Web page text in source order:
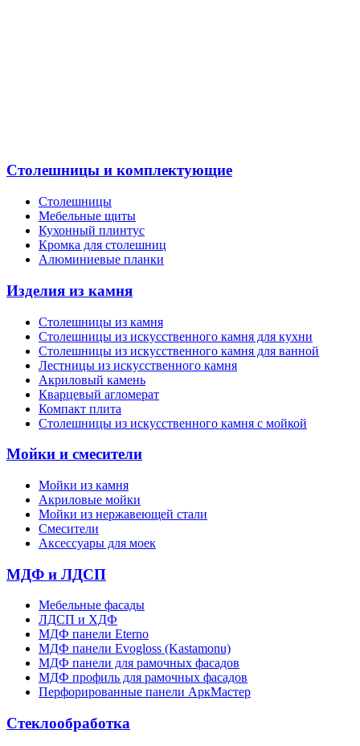
Столешницы и комплектующие
Столешницы
Мебельные щиты
Кухонный плинтус
Кромка для столешниц
Алюминиевые планки
Изделия из камня
Столешницы из камня
Cтолешницы из искусственного камня для кухни
Cтолешницы из искусственного камня для ванной
Лестницы из искусственного камня
Акриловый камень
Кварцевый агломерат
Компакт плита
Столешницы из искусственного камня с мойкой
Мойки и смесители
Мойки из камня
Акриловые мойки
Мойки из нержавеющей стали
Смесители
Аксессуары для моек
МДФ и ЛДСП
Мебельные фасады
ЛДСП и ХДФ
МДФ панели Eterno
МДФ панели Evogloss (Kastamonu)
МДФ панели для рамочных фасадов
МДФ профиль для рамочных фасадов
Перфорированные панели АркМастер
Стеклообработка